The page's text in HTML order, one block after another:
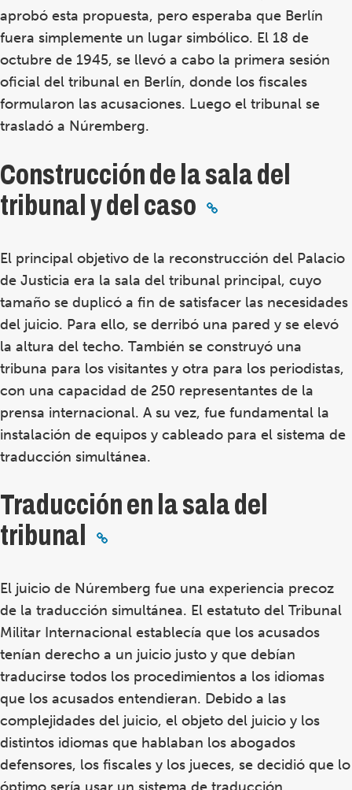
aprobó esta propuesta, pero esperaba que Berlín
fuera simplemente un lugar simbólico. El 18 de
octubre de 1945, se llevó a cabo la primera sesión
oficial del tribunal en Berlín, donde los fiscales
formularon las acusaciones. Luego el tribunal se
trasladó a Núremberg.
Construcción de la sala del
tribunal y del caso
El principal objetivo de la reconstrucción del Palacio
de Justicia era la sala del tribunal principal, cuyo
tamaño se duplicó a fin de satisfacer las necesidades
del juicio. Para ello, se derribó una pared y se elevó
la altura del techo. También se construyó una
tribuna para los visitantes y otra para los periodistas,
con una capacidad de 250 representantes de la
prensa internacional. A su vez, fue fundamental la
instalación de equipos y cableado para el sistema de
traducción simultánea.
Traducción en la sala del
tribunal
El juicio de Núremberg fue una experiencia precoz
de la traducción simultánea. El estatuto del Tribunal
Militar Internacional establecía que los acusados
tenían derecho a un juicio justo y que debían
traducirse todos los procedimientos a los idiomas
que los acusados entendieran. Debido a las
complejidades del juicio, el objeto del juicio y los
distintos idiomas que hablaban los abogados
defensores, los fiscales y los jueces, se decidió que lo